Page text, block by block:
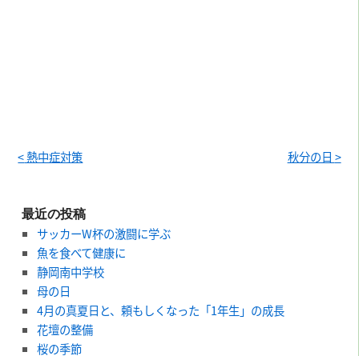
<熱中症対策 秋分の日 >
最近の投稿
サッカーW杯の激闘に学ぶ
魚を食べて健康に
静岡南中学校
母の日
4月の真夏日と、頼もしくなった「1年生」の成長
花壇の整備
桜の季節